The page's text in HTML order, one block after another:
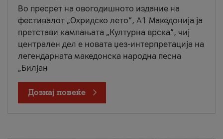
Во пресрет на овогодишното издание на
фестивалот „Охридско лето“, А1 Македонија ја
претстави кампањата „Културна врска“, чиј
централен дел е новата џез-интерпретација на
легендарната македонска народна песна
„Билјан
Дознај повеќе